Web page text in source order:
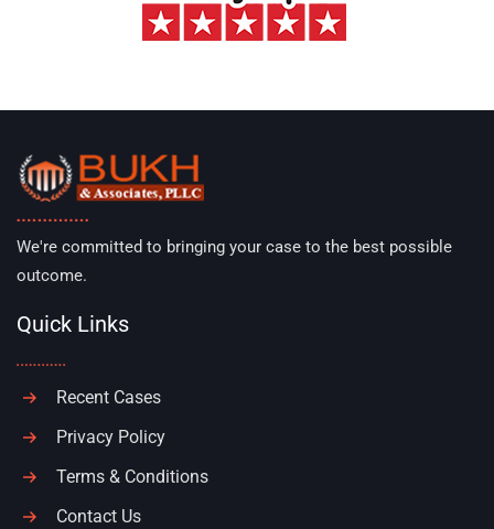
We're committed to bringing your case to the best possible
outcome.
Quick Links
Recent Cases
Privacy Policy
Terms & Conditions
Contact Us